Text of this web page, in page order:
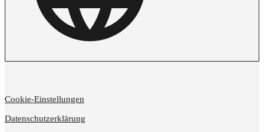
Cookie-Einstellungen
Datenschutzerklärung